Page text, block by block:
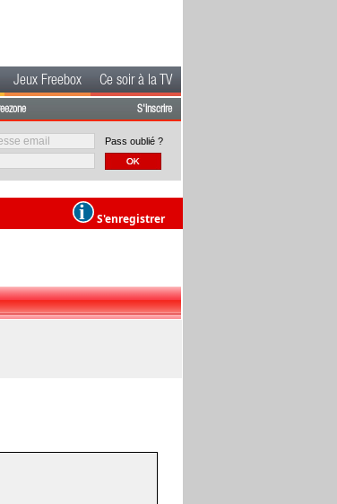
Jeux Freebox Ce soir à la TV
S'inscrire
Pass oublié ?
S'enregistrer